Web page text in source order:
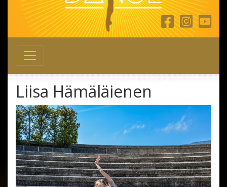
Main Navigation
Liisa Hämäläienen